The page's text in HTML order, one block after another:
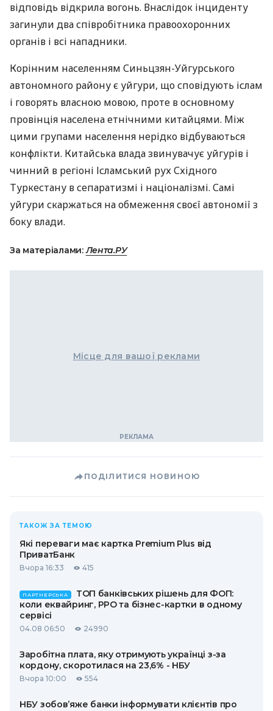
відповідь відкрила вогонь. Внаслідок інциденту
загинули два співробітника правоохоронних
органів і всі нападники.
Корінним населенням Синьцзян-Уйгурського
автономного району є уйгури, що сповідують іслам
і говорять власною мовою, проте в основному
провінція населена етнічними китайцями. Між
цими групами населення нерідко відбуваються
конфлікти. Китайська влада звинувачує уйгурів і
чинний в регіоні Ісламський рух Східного
Туркестану в сепаратизмі і націоналізмі. Самі
уйгури скаржаться на обмеження своєї автономії з
боку влади.
За матеріалами:Лента.РУ
Місце для вашої реклами
ПОДІЛИТИСЯ НОВИНОЮ
ТАКОЖ ЗА ТЕМОЮ
Які переваги має картка Premium Plus від
ПриватБанк
Вчора 16:33 415
ПАРТНЕРСЬКА
ТОП банківських рішень для ФОП:
коли еквайринг, РРО та бізнес-картки в одному
сервісі
04.08 06:50 24990
Заробітна плата, яку отримують українці з-за
кордону, скоротилася на 23,6% - НБУ
Вчора 10:00 554
НБУ зобов’яже банки інформувати клієнтів про